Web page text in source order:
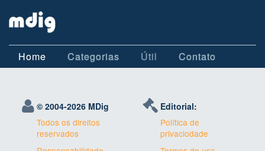
Home Categorias Útil Contato
© 2004-2026 MDig
Todos os direitos
reservados
Editorial:
Política de
privaciodade